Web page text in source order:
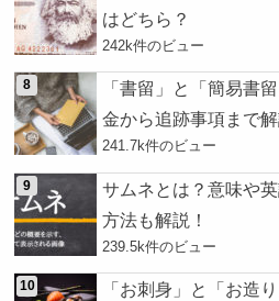
はどちら？
242k件のビュー
「書留」と「簡易書
金から追跡事項まで
241.7k件のビュー
サムネとは？意味や
方法も解説！
239.5k件のビュー
「お刺身」と「お造